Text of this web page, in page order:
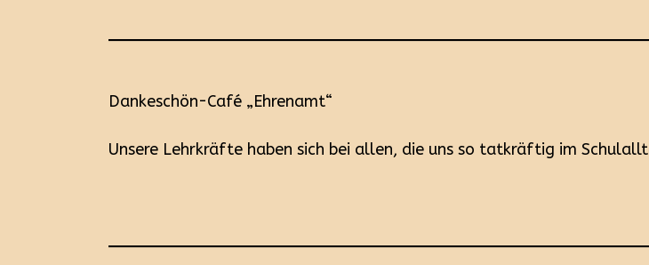
Dankeschön-Café „Ehrenamt“
Unsere Lehrkräfte haben sich bei allen, die uns so tatkräftig im